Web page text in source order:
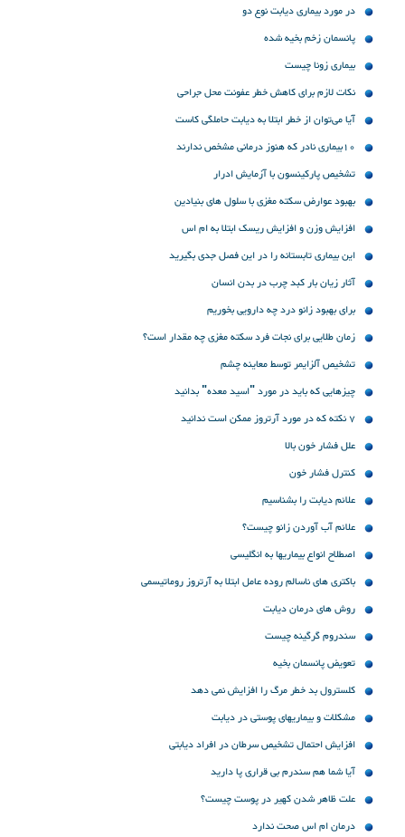
در مورد بیماری دیابت نوع دو
پانسمان زخم بخیه شده
بیماری زونا چیست
نکات لازم برای کاهش خطر عفونت محل جراحی
آیا می‌توان از خطر ابتلا به دیابت حاملگی کاست
10بیماری نادر که هنوز درمانی مشخص ندارند
تشخیص پارکینسون با آزمایش ادرار
بهبود عوارض سکته مغزی با سلول های بنیادین
افزایش وزن و افزایش ریسک ابتلا به ام اس
این بیماری تابستانه را در این فصل جدی بگیرید
آثار زیان بار کبد چرب در بدن انسان
برای بهبود زانو درد چه دارویی بخوریم
زمان طلایی برای نجات فرد سکته مغزی چه مقدار است؟
تشخیص آلزایمر توسط معاینه چشم
چیزهایی که باید در مورد "اسید معده" بدانید
7 نکته که در مورد آرتروز ممکن است ندانید
علل فشار خون بالا
کنترل فشار خون
علائم دیابت را بشناسیم
علائم آب آوردن زانو چیست؟
اصطلاح انواع بیماریها به انگلیسی
باکتری های ناسالم روده عامل ابتلا به آرتروز روماتیسمی
روش های درمان دیابت
سندروم گرگینه چیست
تعویض پانسمان بخیه
کلسترول بد خطر مرگ را افزایش نمی دهد
مشکلات و بیماریهای پوستی در دیابت
افزایش احتمال تشخیص سرطان در افراد دیابتی
آیا شما هم سندرم بی قراری پا دارید
علت ظاهر شدن کهیر در پوست چیست؟
درمان ام اس صحت ندارد